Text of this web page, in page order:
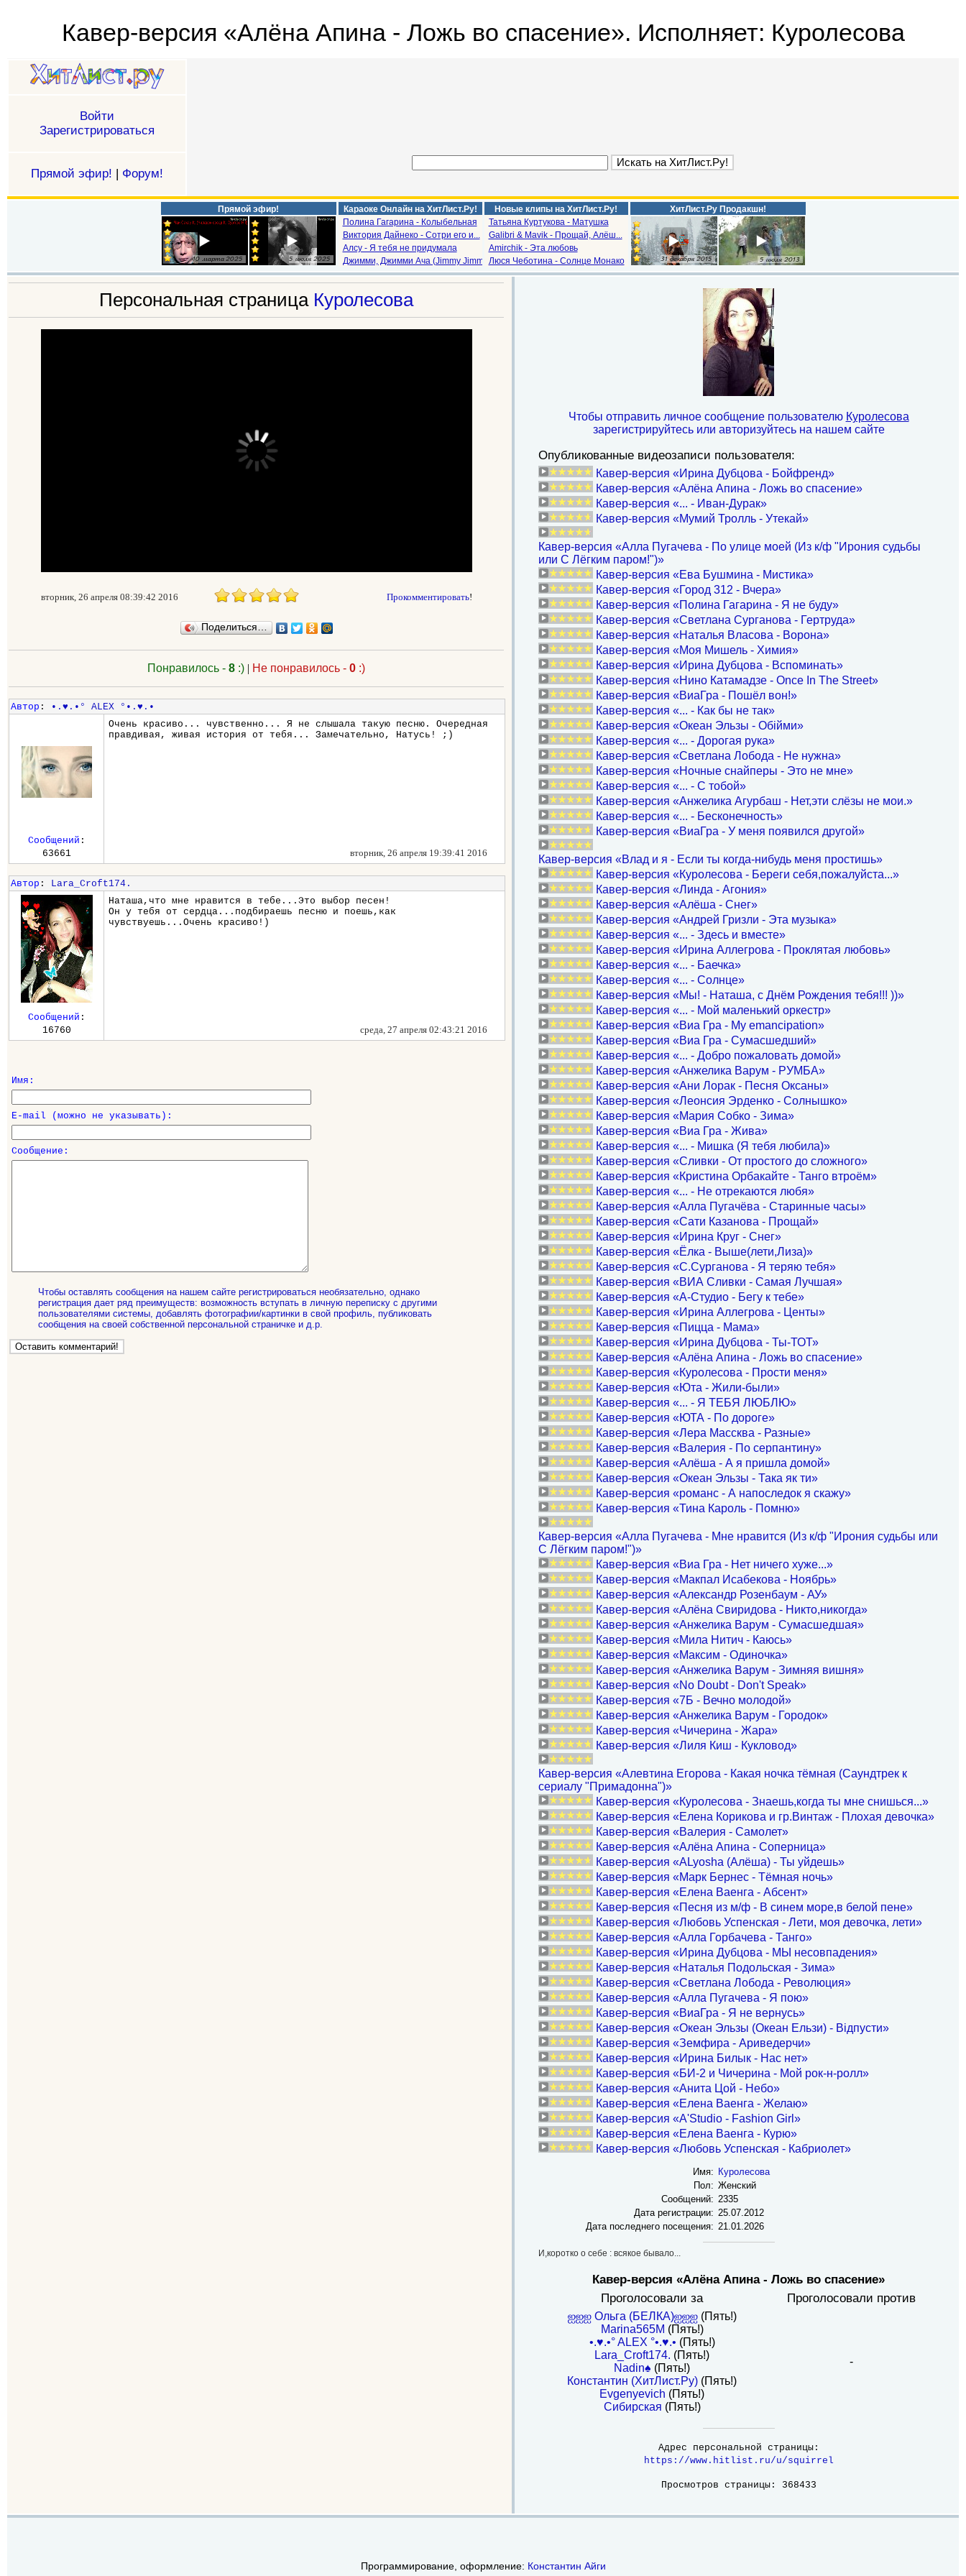
Кавер-версия «Алёна Апина - Ложь во спасение». Исполняет: Куролесова
Войти
Зарегистрироваться
Прямой эфир! | Форум!
Прямой эфир!
Караоке Онлайн на ХитЛист.Ру!
Полина Гагарина - Колыбельная
Виктория Дайнеко - Сотри его и...
Алсу - Я тебя не придумала
Джимми, Джимми Ача (Jimmy Jimm...
Новые клипы на ХитЛист.Ру!
Татьяна Куртукова - Матушка
Galibri & Mavik - Прощай, Алёш...
Amirchik - Эта любовь
Люся Чеботина - Солнце Монако
ХитЛист.Ру Продакшн!
Персональная страница Куролесова
вторник, 26 апреля 08:39:42 2016 Прокомментировать!
Поделиться…
Понравилось -8 :) | Не понравилось -0 :)
Автор :
•.♥.•° ALEX °•.♥.•
Очень красиво... чувственно... Я не слышала такую песню. Очередная
правдивая, живая история от тебя... Замечательно, Натусь! ;)
вторник, 26 апреля 19:39:41 2016
Сообщений :
63661
Автор : Lara_Croft174.
Наташа,что мне нравится в тебе...Это выбор песен!
Он у тебя от сердца...подбираешь песню и поешь,как
чувствуешь...Очень красиво!)
среда, 27 апреля 02:43:21 2016
Сообщений :
16760
Имя:
E-mail (можно не указывать):
Сообщение:
Чтобы оставлять сообщения на нашем сайте регистрироваться необязательно, однако
регистрация дает ряд преимуществ: возможность вступать в личную переписку с другими
пользователями системы, добавлять фотографии/картинки в свой профиль, публиковать
сообщения на своей собственной персональной страничке и д.р.
Чтобы отправить личное сообщение пользователю Куролесова
зарегистрируйтесь или авторизуйтесь на нашем сайте
Опубликованные видеозаписи пользователя:
Кавер-версия «Ирина Дубцова - Бойфренд»
Кавер-версия «Алёна Апина - Ложь во спасение»
Кавер-версия «... - Иван-Дурак»
Кавер-версия «Мумий Тролль - Утекай»
Кавер-версия «Алла Пугачева - По улице моей (Из к/ф "Ирония судьбы
или С Лёгким паром!")»
Кавер-версия «Ева Бушмина - Мистика»
Кавер-версия «Город 312 - Вчера»
Кавер-версия «Полина Гагарина - Я не буду»
Кавер-версия «Светлана Сурганова - Гертруда»
Кавер-версия «Наталья Власова - Ворона»
Кавер-версия «Моя Мишель - Химия»
Кавер-версия «Ирина Дубцова - Вспоминать»
Кавер-версия «Нино Катамадзе - Once In The Street»
Кавер-версия «ВиаГра - Пошёл вон!»
Кавер-версия «... - Как бы не так»
Кавер-версия «Океан Эльзы - Обiйми»
Кавер-версия «... - Дорогая рука»
Кавер-версия «Светлана Лобода - Не нужна»
Кавер-версия «Ночные снайперы - Это не мне»
Кавер-версия «... - С тобой»
Кавер-версия «Анжелика Агурбаш - Нет,эти слёзы не мои.»
Кавер-версия «... - Бесконечность»
Кавер-версия «ВиаГра - У меня появился другой»
Кавер-версия «Влад и я - Если ты когда-нибудь меня простишь»
Кавер-версия «Куролесова - Береги себя,пожалуйста...»
Кавер-версия «Линда - Агония»
Кавер-версия «Алёша - Снег»
Кавер-версия «Андрей Гризли - Эта музыка»
Кавер-версия «... - Здесь и вместе»
Кавер-версия «Ирина Аллегрова - Проклятая любовь»
Кавер-версия «... - Баечка»
Кавер-версия «... - Солнце»
Кавер-версия «Мы! - Наташа, с Днём Рождения тебя!!! ))»
Кавер-версия «... - Мой маленький оркестр»
Кавер-версия «Виа Гра - My emancipation»
Кавер-версия «Виа Гра - Сумасшедший»
Кавер-версия «... - Добро пожаловать домой»
Кавер-версия «Анжелика Варум - РУМБА»
Кавер-версия «Ани Лорак - Песня Оксаны»
Кавер-версия «Леонсия Эрденко - Солнышко»
Кавер-версия «Мария Собко - Зима»
Кавер-версия «Виа Гра - Жива»
Кавер-версия «... - Мишка (Я тебя любила)»
Кавер-версия «Сливки - От простого до сложного»
Кавер-версия «Кристина Орбакайте - Танго втроём»
Кавер-версия «... - Не отрекаются любя»
Кавер-версия «Алла Пугачёва - Старинные часы»
Кавер-версия «Сати Казанова - Прощай»
Кавер-версия «Ирина Круг - Снег»
Кавер-версия «Ёлка - Выше(лети,Лиза)»
Кавер-версия «С.Сурганова - Я теряю тебя»
Кавер-версия «ВИА Сливки - Самая Лучшая»
Кавер-версия «А-Студио - Бегу к тебе»
Кавер-версия «Ирина Аллегрова - Центы»
Кавер-версия «Пицца - Мама»
Кавер-версия «Ирина Дубцова - Ты-ТОТ»
Кавер-версия «Алёна Апина - Ложь во спасение»
Кавер-версия «Куролесова - Прости меня»
Кавер-версия «Юта - Жили-были»
Кавер-версия «... - Я ТЕБЯ ЛЮБЛЮ»
Кавер-версия «ЮТА - По дороге»
Кавер-версия «Лера Массква - Разные»
Кавер-версия «Валерия - По серпантину»
Кавер-версия «Алёша - А я пришла домой»
Кавер-версия «Океан Эльзы - Така як ти»
Кавер-версия «романс - А напоследок я скажу»
Кавер-версия «Тина Кароль - Помню»
Кавер-версия «Алла Пугачева - Мне нравится (Из к/ф "Ирония судьбы или
С Лёгким паром!")»
Кавер-версия «Виа Гра - Нет ничего хуже...»
Кавер-версия «Макпал Исабекова - Ноябрь»
Кавер-версия «Александр Розенбаум - АУ»
Кавер-версия «Алёна Свиридова - Никто,никогда»
Кавер-версия «Анжелика Варум - Сумасшедшая»
Кавер-версия «Мила Нитич - Каюсь»
Кавер-версия «Максим - Одиночка»
Кавер-версия «Анжелика Варум - Зимняя вишня»
Кавер-версия «No Doubt - Don't Speak»
Кавер-версия «7Б - Вечно молодой»
Кавер-версия «Анжелика Варум - Городок»
Кавер-версия «Чичерина - Жара»
Кавер-версия «Лиля Киш - Кукловод»
Кавер-версия «Алевтина Егорова - Какая ночка тёмная (Саундтрек к
сериалу "Примадонна")»
Кавер-версия «Куролесова - Знаешь,когда ты мне снишься...»
Кавер-версия «Елена Корикова и гр.Винтаж - Плохая девочка»
Кавер-версия «Валерия - Самолет»
Кавер-версия «Алёна Апина - Соперница»
Кавер-версия «ALyosha (Алёша) - Ты уйдешь»
Кавер-версия «Марк Бернес - Тёмная ночь»
Кавер-версия «Елена Ваенга - Абсент»
Кавер-версия «Песня из м/ф - В синем море,в белой пене»
Кавер-версия «Любовь Успенская - Лети, моя девочка, лети»
Кавер-версия «Алла Горбачева - Танго»
Кавер-версия «Ирина Дубцова - МЫ несовпадения»
Кавер-версия «Наталья Подольская - Зима»
Кавер-версия «Светлана Лобода - Революция»
Кавер-версия «Алла Пугачева - Я пою»
Кавер-версия «ВиаГра - Я не вернусь»
Кавер-версия «Океан Эльзы (Океан Ельзи) - Відпусти»
Кавер-версия «Земфира - Ариведерчи»
Кавер-версия «Ирина Билык - Нас нет»
Кавер-версия «БИ-2 и Чичерина - Мой рок-н-ролл»
Кавер-версия «Анита Цой - Небо»
Кавер-версия «Елена Ваенга - Желаю»
Кавер-версия «A'Studio - Fashion Girl»
Кавер-версия «Елена Ваенга - Курю»
Кавер-версия «Любовь Успенская - Кабриолет»
Имя: Куролесова
Пол: Женский
Сообщений: 2335
Дата регистрации: 25.07.2012
Дата последнего посещения: 21.01.2026
И,коротко о себе : всякое бывало...
Кавер-версия «Алёна Апина - Ложь во спасение»
Проголосовали за
Проголосовали против
ஐஐஐ Ольга (БЕЛКА)ஐஐஐ(Пять!)
Marina565M (Пять!)
•.♥.•° ALEX °•.♥.• (Пять!)
Lara_Croft174. (Пять!)
Nadin♠ (Пять!)
Константин (ХитЛист.Ру) (Пять!)
Evgenyevich (Пять!)
Сибирская (Пять!)
-
Адрес персональной страницы:
https://www.hitlist.ru/u/squirrel
Просмотров страницы: 368433
Программирование, оформление: Константин Айги